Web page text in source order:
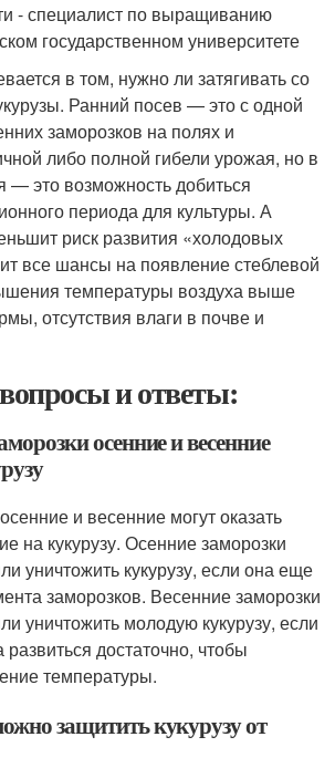
- специалист по выращиванию
государственном университете
в том, нужно ли затягивать со
Ранний посев — это с одной
заморозков на полях и
либо полной гибели урожая, но в
— это возможность добиться
периода для культуры. А
риск развития «холодовых
все шансы на появление стеблевой
температуры воздуха выше
отсутствия влаги в почве и
и ответы:
осенние и весенние
и весенние могут оказать
на кукурузу. Осенние заморозки
уничтожить кукурузу, если она еще
заморозков. Весенние заморозки
уничтожить молодую кукурузу, если
достаточно, чтобы
температуры.
защитить кукурузу от